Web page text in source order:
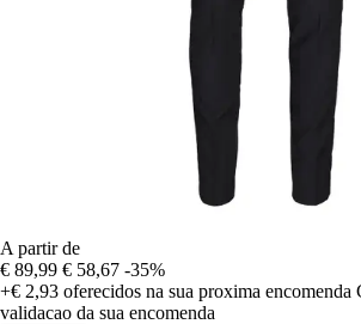
A partir de
€ 89,99 € 58,67 -35%
+€ 2,93 oferecidos na sua proxima encomenda
validacao da sua encomenda